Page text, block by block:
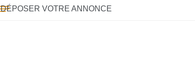
DÉPOSER VOTRE ANNONCE